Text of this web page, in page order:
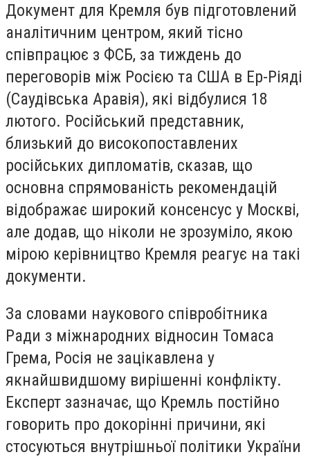
Документ для Кремля був підготовлений
аналітичним центром, який тісно
співпрацює з ФСБ, за тиждень до
переговорів між Росією та США в Ер-Ріяді
(Саудівська Аравія), які відбулися 18
лютого. Російський представник,
близький до високопоставлених
російських дипломатів, сказав, що
основна спрямованість рекомендацій
відображає широкий консенсус у Москві,
але додав, що ніколи не зрозуміло, якою
мірою керівництво Кремля реагує на такі
документи.
За словами наукового співробітника
Ради з міжнародних відносин Томаса
Грема, Росія не зацікавлена ​​у
якнайшвидшому вирішенні конфлікту.
Експерт зазначає, що Кремль постійно
говорить про докорінні причини, які
стосуються внутрішньої політики України